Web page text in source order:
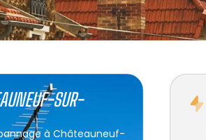
SUR-
à Châteauneuf-